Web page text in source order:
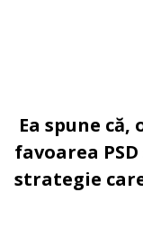
Ea spune
favoarea
strategie